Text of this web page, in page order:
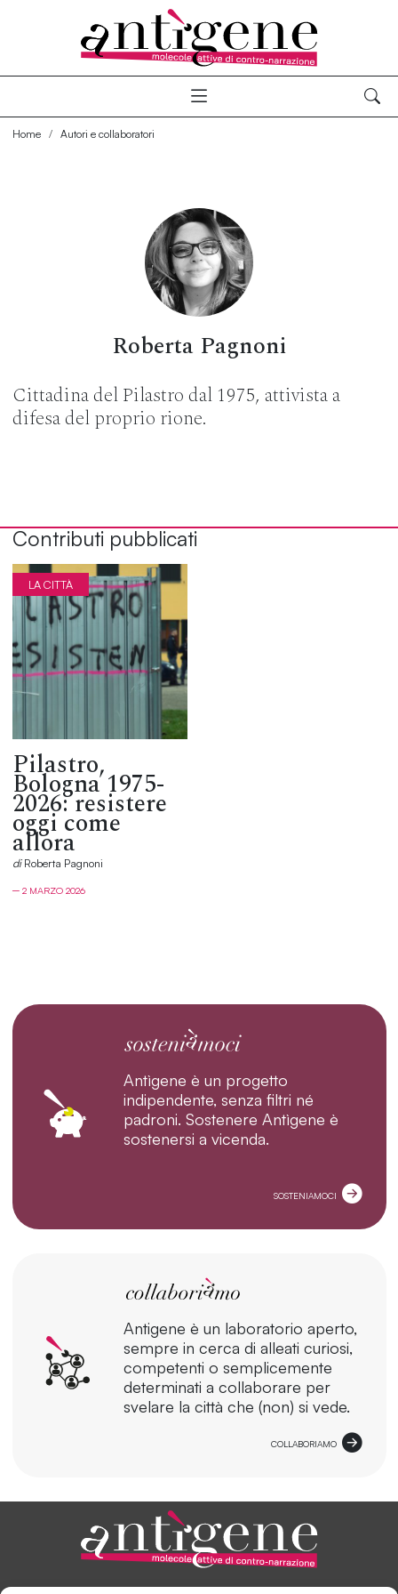
Home Autori e collaboratori
Roberta Pagnoni
Cittadina del Pilastro dal 1975, attivista a
difesa del proprio rione.
Contributi pubblicati
LA CITTÀ
Pilastro,
Bologna 1975-
2026: resistere
oggi come
allora
diRoberta Pagnoni
─ 2 MARZO 2026
Antìgene è un progetto
indipendente, senza filtri né
padroni. Sostenere Antìgene è
sostenersi a vicenda.
SOSTENIAMOCI
Antigene è un laboratorio aperto,
sempre in cerca di alleati curiosi,
competenti o semplicemente
determinati a collaborare per
svelare la città che (non) si vede.
COLLABORIAMO